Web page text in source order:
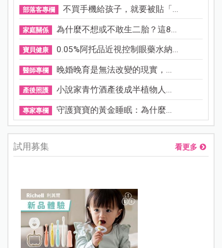
部落客專欄 不買手機給孩子，就要被貼「...
家庭關係 為什麼不想或不敢生二胎？這8...
寶貝健康 0.05%阿托品近視控制眼藥水納...
醫師專欄 晚婚晚育是無法改變的現實，...
產後照護 小說家青竹酒產後成半植物人...
專家專欄 守護寶寶的黃金睡眠：為什麼...
試用募集 看更多